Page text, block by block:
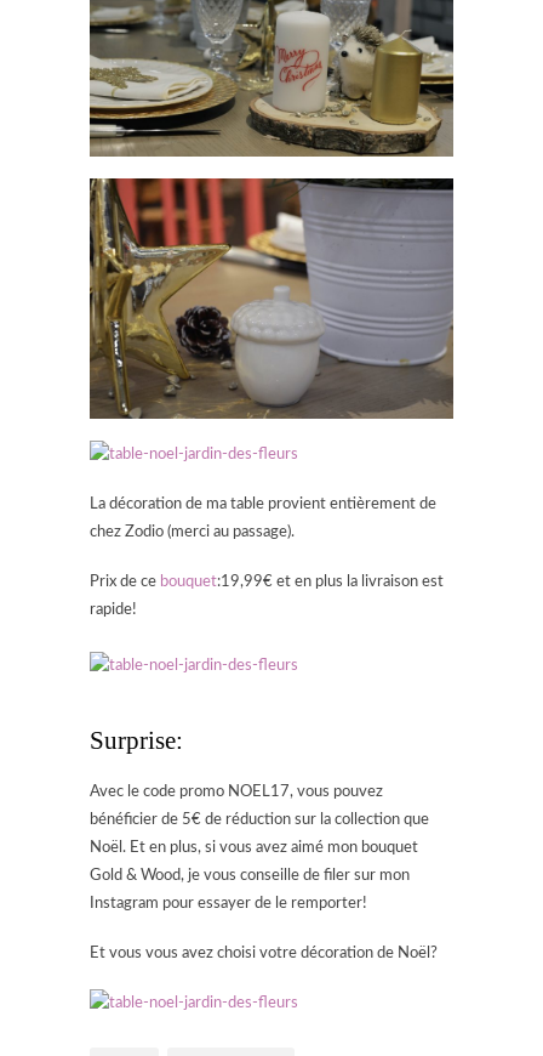
La décoration de ma table provient entièrement de
chez Zodio (merci au passage).
Prix de ce bouquet:19,99€ et en plus la livraison est
rapide!
Surprise:
Avec le code promo NOEL17, vous pouvez
bénéficier de 5€ de réduction sur la collection que
Noël. Et en plus, si vous avez aimé mon bouquet
Gold & Wood, je vous conseille de filer sur mon
Instagram pour essayer de le remporter!
Et vous vous avez choisi votre décoration de Noël?